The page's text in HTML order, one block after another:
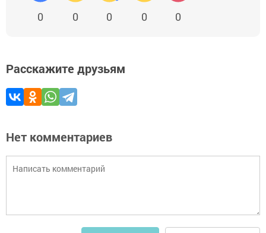
0 0 0 0 0
Расскажите друзьям
Нет комментариев